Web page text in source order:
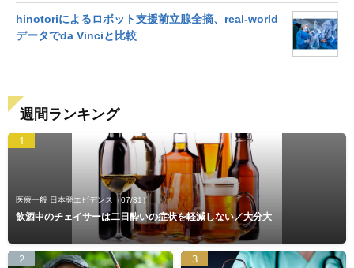
hinotoriによるロボット支援前立腺全摘、real-world
データでda Vinciと比較
週間ランキング
1
医療一般 日本発エビデンス （07/31）
飲酒中のチェイサーは二日酔いの症状を軽減しない／大分大
2 3